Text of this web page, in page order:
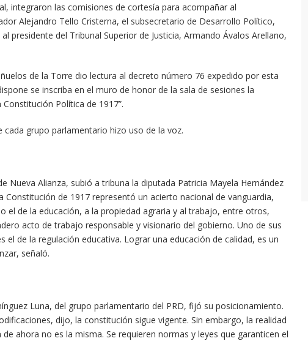
integraron las comisiones de cortesía para acompañar al
Alejandro Tello Cristerna, el subsecretario de Desarrollo Político,
presidente del Tribunal Superior de Justicia, Armando Ávalos Arellano,
de la Torre dio lectura al decreto número 76 expedido por esta
se inscriba en el muro de honor de la sala de sesiones la
Política de 1917”.
cada grupo parlamentario hizo uso de la voz.
Nueva Alianza, subió a tribuna la diputada Patricia Mayela Hernández
Constitución de 1917 representó un acierto nacional de vanguardia,
el de la educación, a la propiedad agraria y al trabajo, entre otros,
acto de trabajo responsable y visionario del gobierno. Uno de sus
el de la regulación educativa. Lograr una educación de calidad, es un
señaló.
Luna, del grupo parlamentario del PRD, fijó su posicionamiento.
dijo, la constitución sigue vigente. Sin embargo, la realidad
ahora no es la misma. Se requieren normas y leyes que garanticen el